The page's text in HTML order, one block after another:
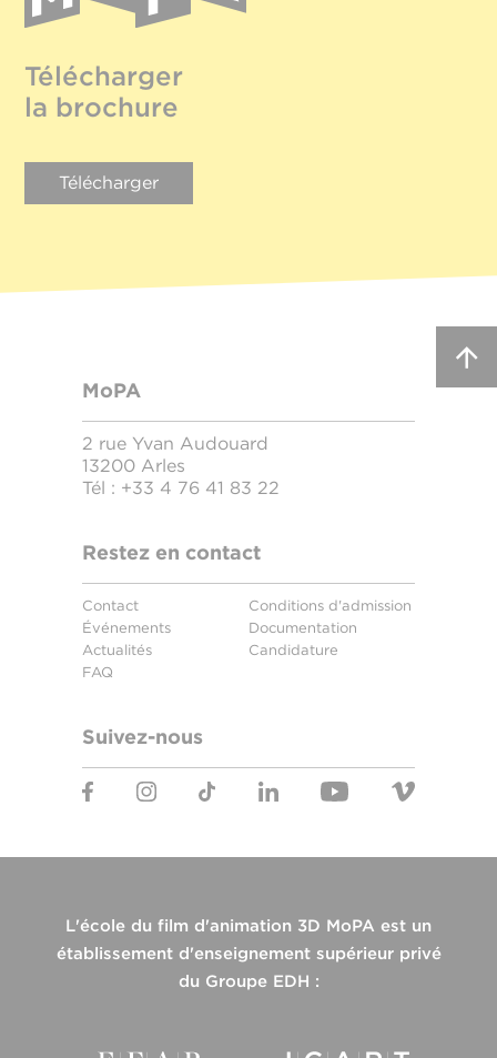
Télécharger
la brochure
Télécharger
MoPA
2 rue Yvan Audouard
13200 Arles
Tél : +33 4 76 41 83 22
Restez en contact
Contact
Événements
Actualités
FAQ
Conditions d'admission
Documentation
Candidature
Suivez-nous
L'école du film d'animation 3D MoPA est un
établissement d'enseignement supérieur privé
du Groupe EDH :